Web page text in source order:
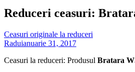
Reduceri ceasuri:
Ceasuri originale la reduceri
Raduianuarie 31, 2017
Ceasuri la reduceri: Produsul Bratara